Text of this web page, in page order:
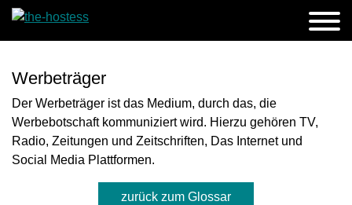
Werbeträger
Der Werbeträger ist das Medium, durch das, die
Werbebotschaft kommuniziert wird. Hierzu gehören TV,
Radio, Zeitungen und Zeitschriften, Das Internet und
Social Media Plattformen.
zurück zum Glossar